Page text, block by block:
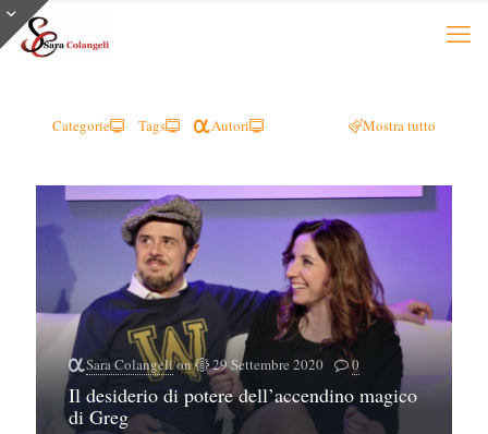
Categorie Tags Autori Mostra tutto
Sara Colangelion 29 Settembre 2020 0
Il desiderio di potere dell’accendino magico
di Greg